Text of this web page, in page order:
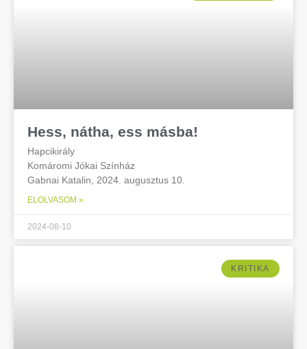
Hess, nátha, ess másba!
Hapcikirály
Komáromi Jókai Színház
Gabnai Katalin, 2024. augusztus 10.
ELOLVASOM »
2024-08-10
KRITIKA